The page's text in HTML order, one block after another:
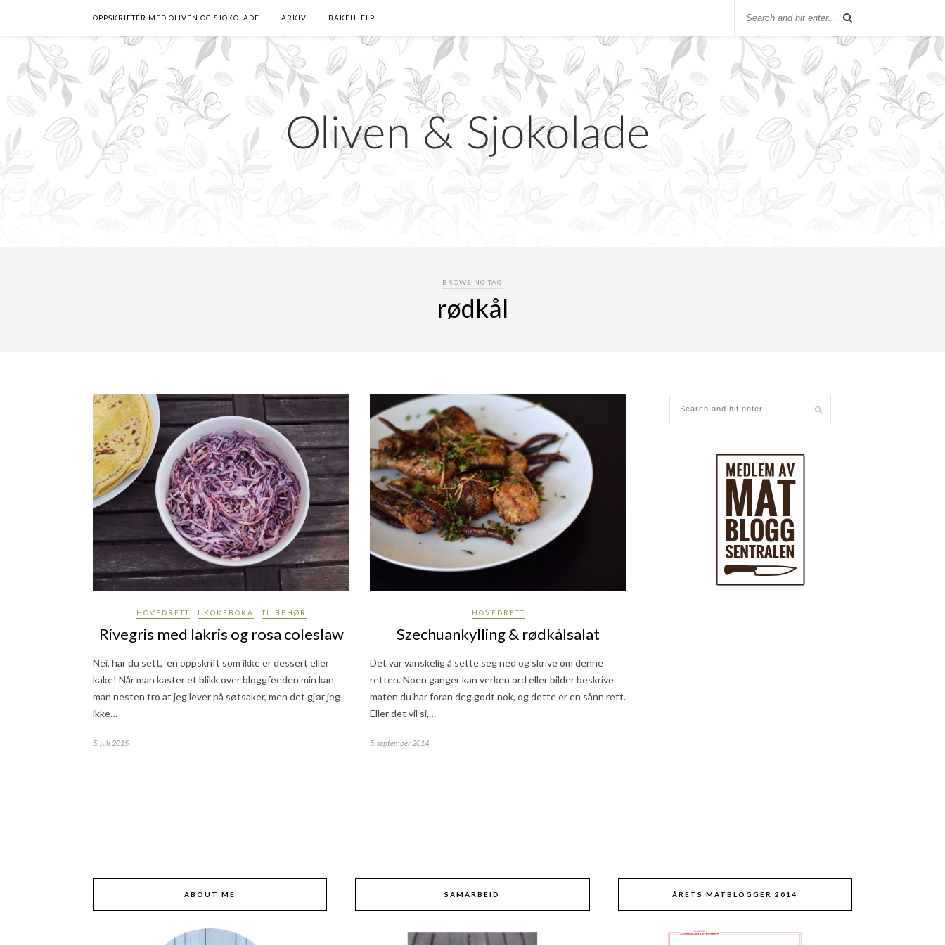
OPPSKRIFTER MED OLIVEN OG SJOKOLADE ARKIV BAKEHJELP
BROWSING TAG
rødkål
HOVEDRETT I KOKEBOKA TILBEHØR
Rivegris med lakris og rosa coleslaw
Nei, har du sett, en oppskrift som ikke er dessert eller
kake! Når man kaster et blikk over bloggfeeden min kan
man nesten tro at jeg lever på søtsaker, men det gjør jeg
ikke…
5. juli 2015
HOVEDRETT
Szechuankylling & rødkålsalat
Det var vanskelig å sette seg ned og skrive om denne
retten. Noen ganger kan verken ord eller bilder beskrive
maten du har foran deg godt nok, og dette er en sånn rett.
Eller det vil si,…
5. september 2014
ABOUT ME SAMARBEID ÅRETS MATBLOGGER 2014